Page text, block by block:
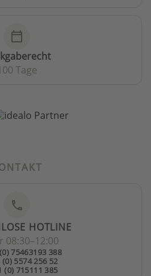
calendar_today
Tage
phone
HOTLINE
08:30–12:00
75463193 388
(0) 5574 256 52
(0) 715111 385